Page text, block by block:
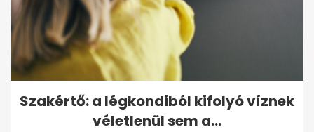
Szakértő: a légkondiból kifolyó víznek
véletlenül sem a...